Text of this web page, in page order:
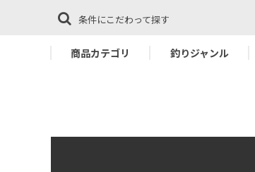
条件にこだわって探す
商品カテゴリ 釣りジャンル